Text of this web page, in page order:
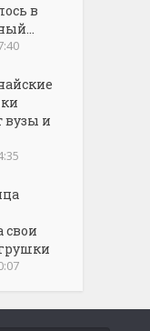
в
вузы и
свои